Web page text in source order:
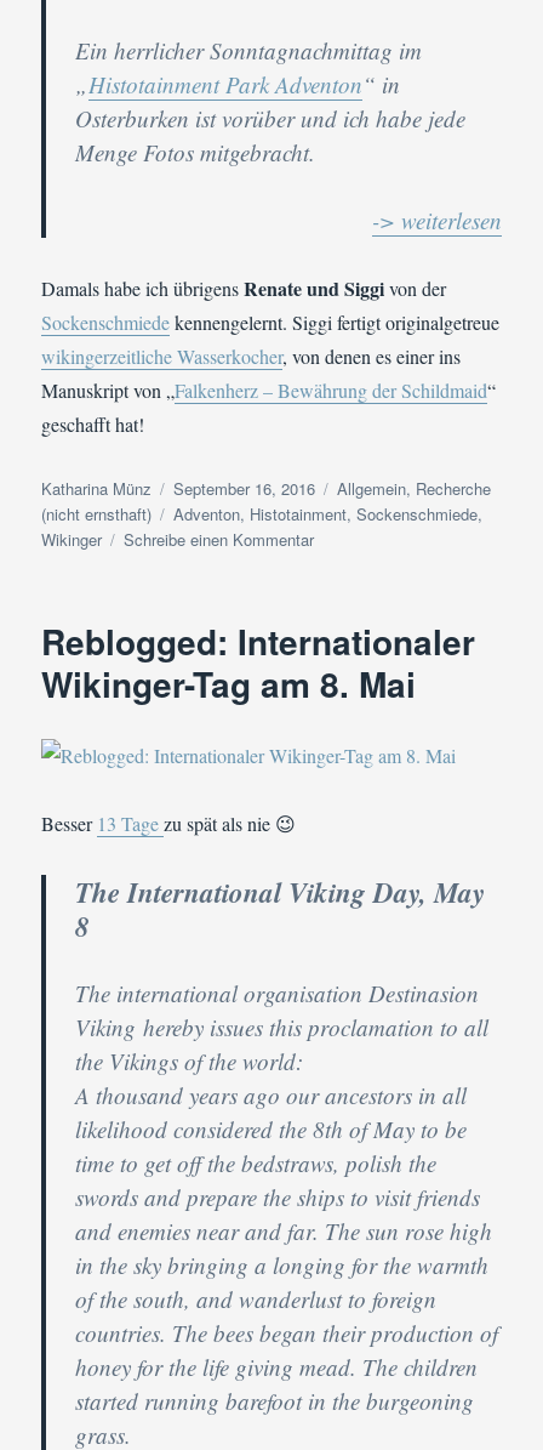
Ein herrlicher Sonntagnachmittag im
„Histotainment Park Adventon“ in
Osterburken ist vorüber und ich habe jede
Menge Fotos mitgebracht.
-> weiterlesen
Damals habe ich übrigensRenate und Siggivon der
Sockenschmiedekennengelernt. Siggi fertigt originalgetreue
wikingerzeitliche Wasserkocher, von denen es einer ins
Manuskript von „Falkenherz – Bewährung der Schildmaid“
geschafft hat!
Autor
Katharina Münz
Veröffentlicht
am
September 16, 2016 Kategorien
Allgemein, Recherche
(nicht ernsthaft)
Schlagwörter
Adventon, Histotainment,Sockenschmiede,
Wikinger
Schreibe einen Kommentarzu
Wikingerfest!
Reblogged: Internationaler
Wikinger-Tag am 8. Mai
Besser 13 Tagezu spät als nie 😉
The International Viking Day, May
8
The international organisation Destinasion
Viking hereby issues this proclamation to all
the Vikings of the world:
A thousand years ago our ancestors in all
likelihood considered the 8th of May to be
time to get off the bedstraws, polish the
swords and prepare the ships to visit friends
and enemies near and far. The sun rose high
in the sky bringing a longing for the warmth
of the south, and wanderlust to foreign
countries. The bees began their production of
honey for the life giving mead. The children
started running barefoot in the burgeoning
grass.